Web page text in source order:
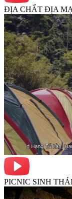
ĐỊA CHẤT ĐỊA
PICNIC SINH